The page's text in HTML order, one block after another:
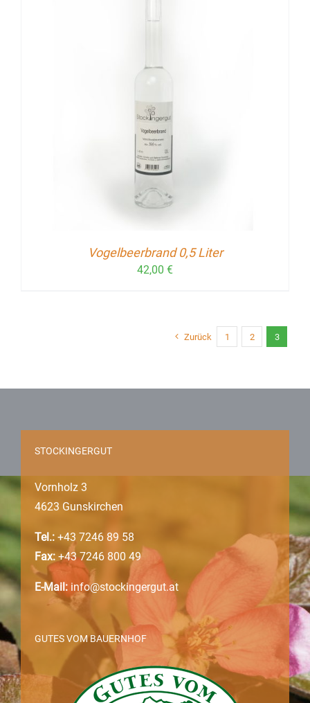
Vogelbeerbrand 0,5 Liter
42,00 €
Zurück 1 2 3
STOCKINGERGUT
Vornholz 3
4623 Gunskirchen
Tel.: +43 7246 89 58
Fax: +43 7246 800 49
E-Mail: info@stockingergut.at
GUTES VOM BAUERNHOF